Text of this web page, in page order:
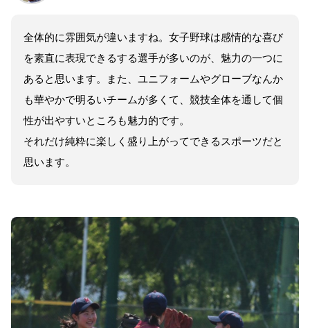
全体的に雰囲気が違いますね。女子野球は感情的な喜び
を素直に表現できるする選手が多いのが、魅力の一つに
あると思います。また、ユニフォームやグローブなんか
も華やかで明るいチームが多くて、競技全体を通して個
性が出やすいところも魅力的です。
それだけ純粋に楽しく盛り上がってできるスポーツだと
思います。